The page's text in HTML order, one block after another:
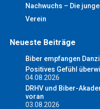
Nachwuchs – Die
Verein
Neueste Beiträge
Biber empfangen
Positives Gefühl
04.08.2026
DRHV und Biber-
voran
03.08.2026